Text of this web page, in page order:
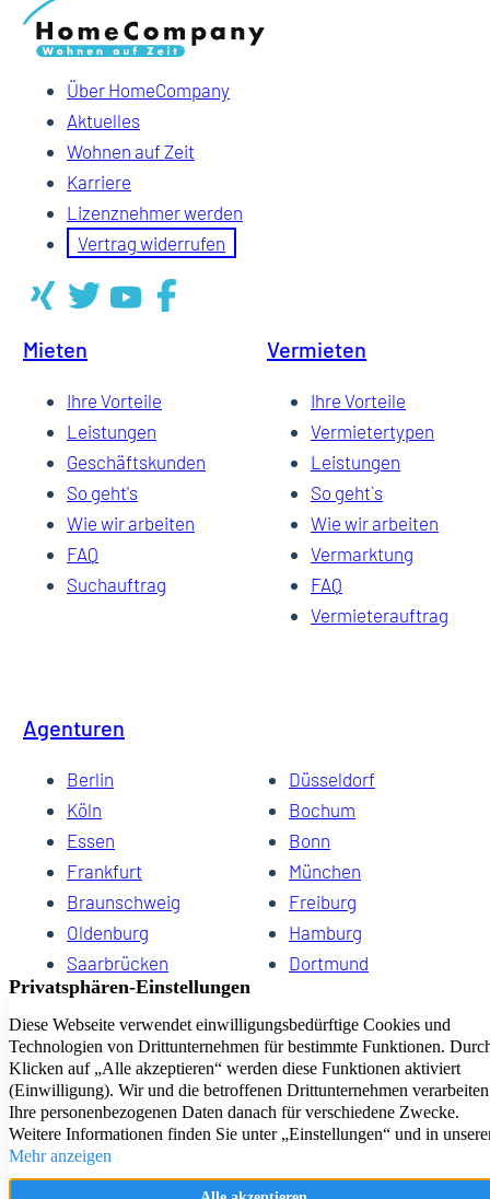
Über HomeCompany
Aktuelles
Wohnen auf Zeit
Karriere
Lizenznehmer werden
Vertrag widerrufen
Mieten
Ihre Vorteile
Leistungen
Geschäftskunden
So geht's
Wie wir arbeiten
FAQ
Suchauftrag
Vermieten
Ihre Vorteile
Vermietertypen
Leistungen
So geht`s
Wie wir arbeiten
Vermarktung
FAQ
Vermieterauftrag
Agenturen
Berlin
Düsseldorf
Köln
Bochum
Essen
Bonn
Frankfurt
München
Braunschweig
Freiburg
Oldenburg
Hamburg
Saarbrücken
Dortmund
Hannover
Dresden
Kiel
Wuppertal
Bremen